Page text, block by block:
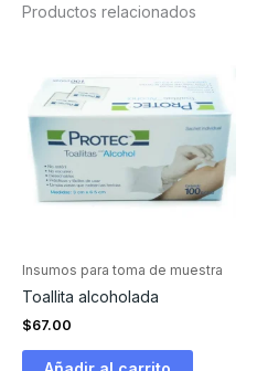
Productos relacionados
Insumos para toma de muestra
Toallita alcoholada
$67.00